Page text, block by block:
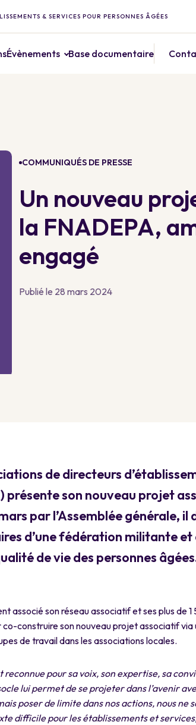
& SERVICES POUR PERSONNES ÂGÉES
Évènements Base documentaire
COMMUNIQUÉS DE PRESSE
Un nouveau
la FNADEPA,
engagé
Publié le 28 mars 2024
de directeurs
présente son nouveau projet
par l’Assemblée générale, il
d’une fédération militante et
de vie des personnes
associé son réseau associatif et ses plus de
construire son nouveau projet associatif
de travail dans les associations locales.
reconnue pour sa voix, son expertise, sa
lui permet de seprojeter dans l’avenir
poser de limite dans nos actions, nous ne
difficile pour les établissements et